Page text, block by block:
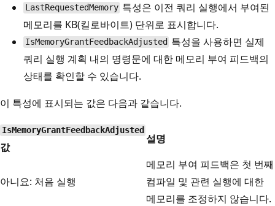
LastRequestedMemory 특성은 이전 쿼리 실행에서 부여된
메모리를 KB(킬로바이트) 단위로 표시합니다.
IsMemoryGrantFeedbackAdjusted 특성을 사용하면 실제
쿼리 실행 계획 내의 명령문에 대한 메모리 부여 피드백의
상태를 확인할 수 있습니다.
이 특성에 표시되는 값은 다음과 같습니다.
IsMemoryGrantFeedbackAdjusted
값
설명
아니요: 처음 실행
메모리 부여 피드백은 첫 번째
컴파일 및 관련 실행에 대한
메모리를 조정하지 않습니다.